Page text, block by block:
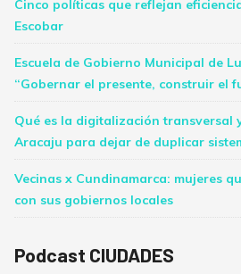
Cinco políticas que reflejan
Escobar
Escuela de Gobierno Municipal de
“Gobernar el presente, construir el
Qué es la digitalización transversal
Aracaju para dejar de duplicar
Vecinas x Cundinamarca: mujeres
con sus gobiernos locales
Podcast CIUDADES